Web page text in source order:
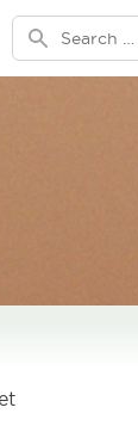
Search for: